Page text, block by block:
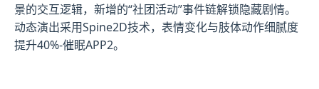
景的交互逻辑，新增的“社团活动”事件链解锁隐藏剧情。
动态演出采用Spine2D技术，表情变化与肢体动作细腻度
提升40%-催眠APP2。